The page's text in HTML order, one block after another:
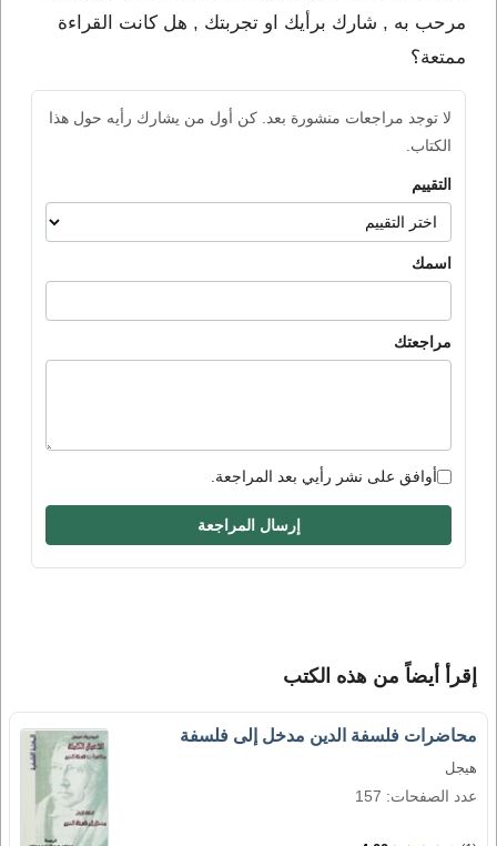
مرحب به , شارك برأيك او تجربتك , هل كانت القراءة
ممتعة؟
لا توجد مراجعات منشورة بعد. كن أول من يشارك رأيه حول هذا
الكتاب.
التقييم
اسمك
مراجعتك
أوافق على نشر رأيي بعد المراجعة.
إرسال المراجعة
إقرأ أيضاً من هذه الكتب
محاضرات فلسفة الدين مدخل إلى فلسفة
هيجل
عدد الصفحات: 157